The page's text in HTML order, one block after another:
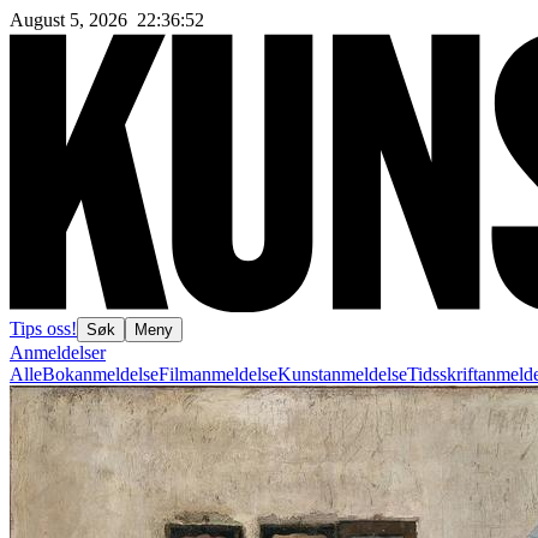
August 5, 2026 22:36:54
Tips oss! Søk Meny
Anmeldelser
AlleBokanmeldelseFilmanmeldelseKunstanmeldelse